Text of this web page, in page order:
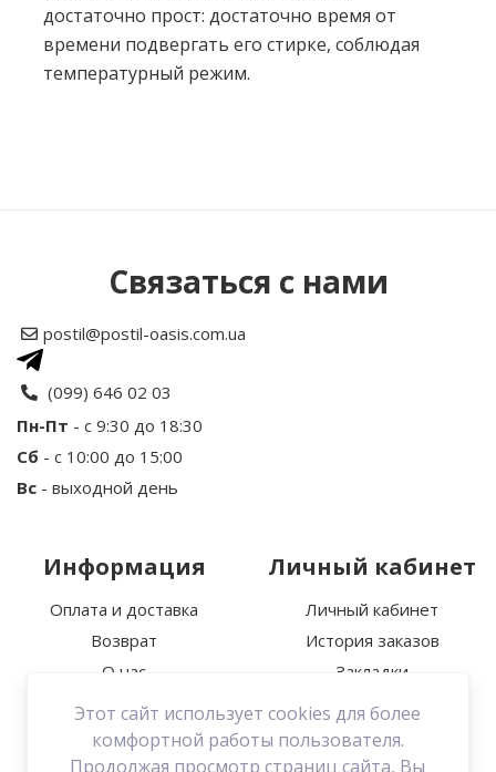
достаточно прост: достаточно время от
времени подвергать его стирке, соблюдая
температурный режим.
Рейтинг
Ваш отзыв
Примечание:
HTML разметка не
поддерживается! Используйте обычный текст.
Продолжить
Этот сайт использует cookies для более
комфортной работы пользователя.
Продолжая просмотр страниц сайта, Вы
Связаться с нами
postil@postil-oasis.com.ua
(099) 646 02 03
Пн-Пт - с 9:30 до 18:30
Сб - с 10:00 до 15:00
Вс - выходной день
Информация
Оплата и доставка
Возврат
О нас
Политика
конфиденциальности
Связаться с нами
Личный кабинет
Личный кабинет
История заказов
Закладки